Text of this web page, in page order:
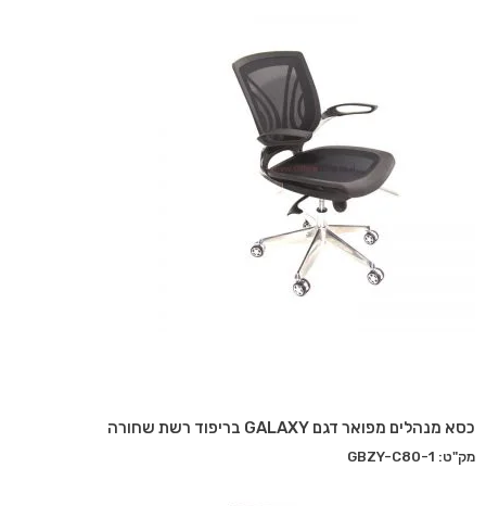
כסא מנהלים מפואר דגם GALAXY בריפוד רשת שחורה
מק"ט: GBZY-C80-1